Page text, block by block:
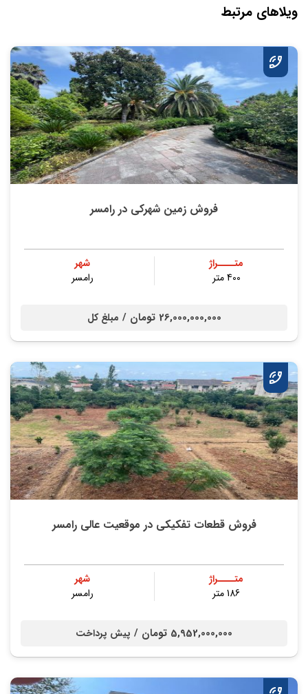
ویلاهای مرتبط
فروش زمین شهرکی در رامسر
متــــراژ
400 متر
شهر
رامسر
26,000,000,000 تومان / مبلغ کل
فروش قطعات تفکیکی در موقعیت عالی رامسر
متــــراژ
186 متر
شهر
رامسر
5,952,000,000 تومان / پیش پرداخت